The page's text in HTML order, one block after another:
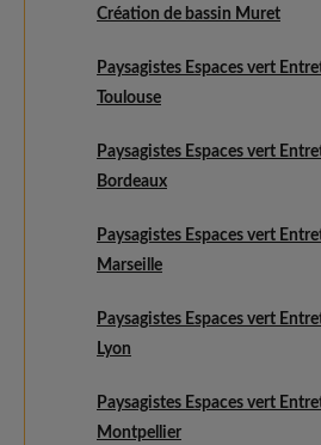
Création de bassin Muret
Paysagistes Espaces vert
Toulouse
Paysagistes Espaces vert
Bordeaux
Paysagistes Espaces vert
Marseille
Paysagistes Espaces vert
Lyon
Paysagistes Espaces vert
Montpellier